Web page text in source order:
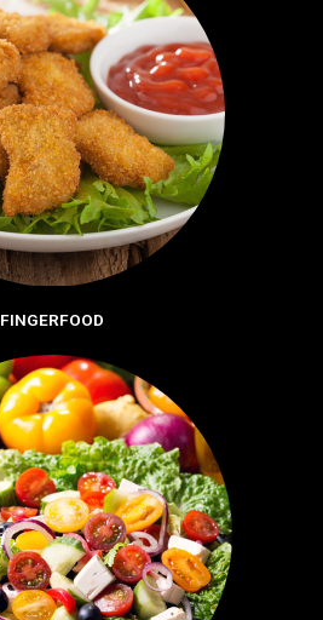
FINGERFOOD